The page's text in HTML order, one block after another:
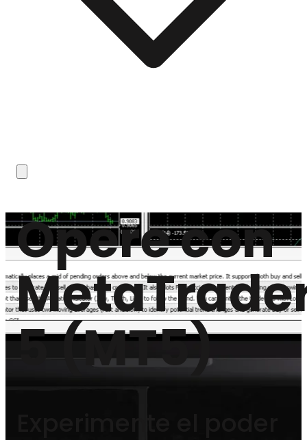
Opere con
5 (MT5)